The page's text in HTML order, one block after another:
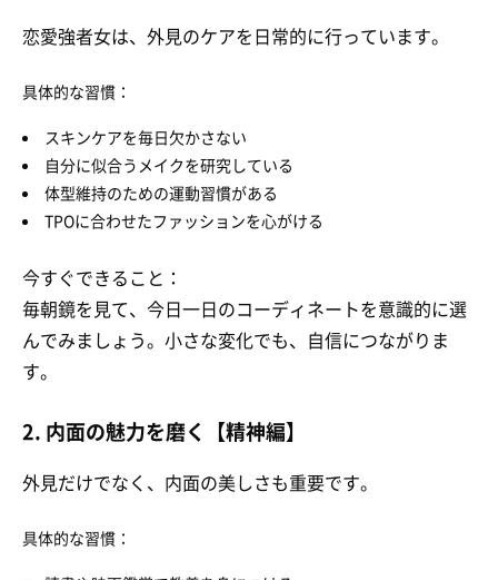
恋愛強者女は、外見のケアを日常的に行っています。
具体的な習慣：
スキンケアを毎日欠かさない
自分に似合うメイクを研究している
体型維持のための運動習慣がある
TPOに合わせたファッションを心がける
今すぐできること：
毎朝鏡を見て、今日一日のコーディネートを意識的に選
んでみましょう。小さな変化でも、自信につながりま
す。
2. 内面の魅力を磨く【精神編】
外見だけでなく、内面の美しさも重要です。
具体的な習慣：